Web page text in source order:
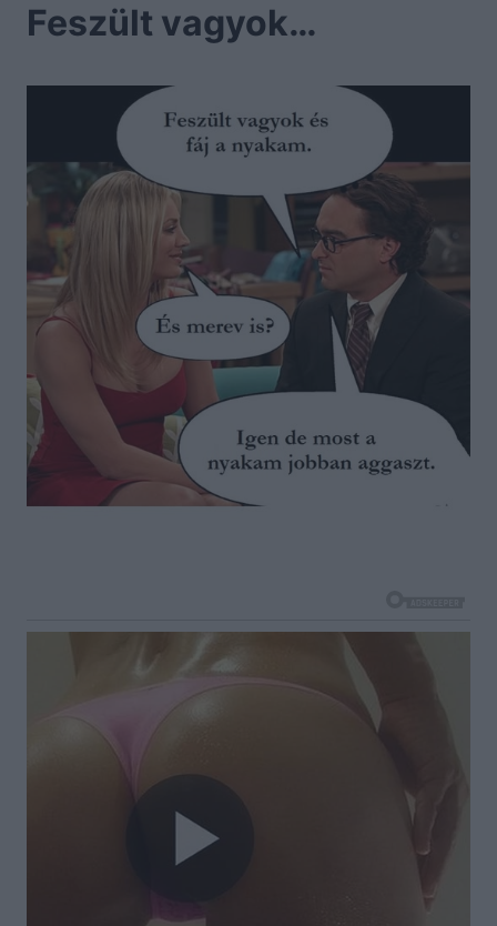
Feszült vagyok…